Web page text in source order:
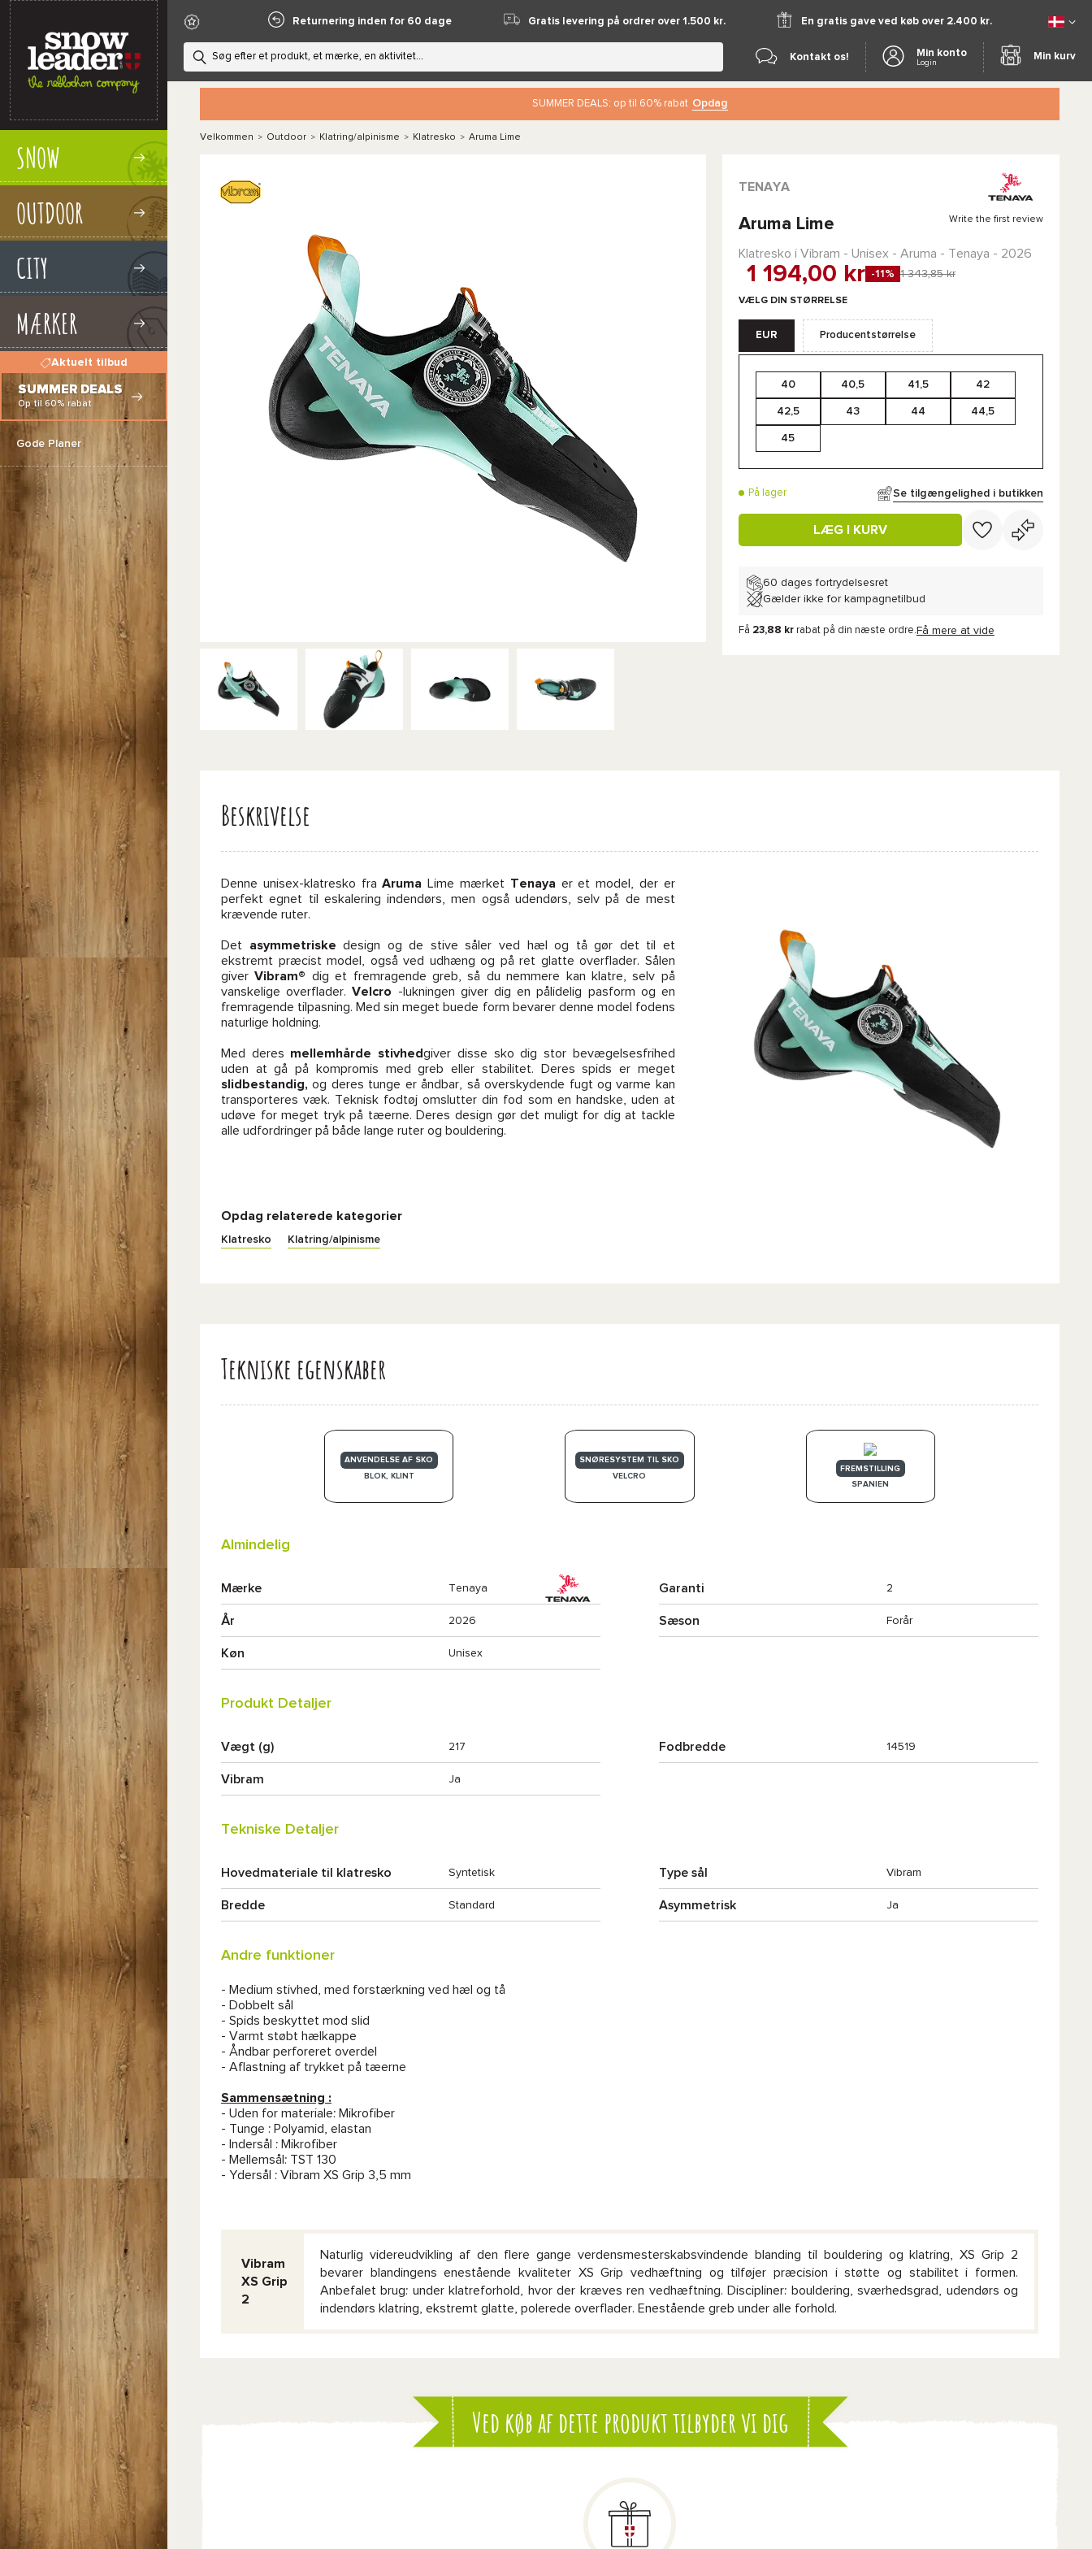
SNOW
OUTDOOR
CITY
MÆRKER
Aktuelt tilbud
SUMMER DEALS
Op til 60% rabat
Gode Planer
Returnering inden for 60 dage Gratis levering på ordrer over 1.500 kr. En gratis gave ved køb over 2.400 kr.
Kontakt os! Min konto
Login
Min kurv
SUMMER DEALS: op til 60% rabat Opdag
Velkommen > Outdoor > Klatring/alpinisme > Klatresko > Aruma Lime
TENAYA
Aruma Lime Write the first review
Klatresko i Vibram - Unisex - Aruma - Tenaya - 2026
1 194,00 kr -11% 1 343,85 kr
VÆLG DIN STØRRELSE
EUR Producentstørrelse
40 40,5 41,5 42
42,5 43 44 44,5
45
På lager Se tilgængelighed i butikken
LÆG I KURV
60 dages fortrydelsesret
Gælder ikke for kampagnetilbud
Få 23,88 kr rabat på din næste ordre. Få mere at vide
Beskrivelse
Denne unisex-klatresko fraAruma Lime mærket Tenaya er et model, der er
perfekt egnet til eskalering indendørs, men også udendørs, selv på de mest
krævende ruter.
Det asymmetriske design og de stive såler ved hæl og tå gør det til et
ekstremt præcist model, også ved udhæng og på ret glatte overflader. Sålen
giverVibram® dig et fremragende greb, så du nemmere kan klatre, selv på
vanskelige overflader.Velcro -lukningen giver dig en pålidelig pasform og en
fremragende tilpasning. Med sin meget buede form bevarer denne model fodens
naturlige holdning.
Med deres mellemhårde stivhedgiver disse sko dig stor bevægelsesfrihed
uden at gå på kompromis med greb eller stabilitet. Deres spids er meget
slidbestandig, og deres tunge er åndbar, så overskydende fugt og varme kan
transporteres væk. Teknisk fodtøj omslutter din fod som en handske, uden at
udøve for meget tryk på tæerne. Deres design gør det muligt for dig at tackle
alle udfordringer på både lange ruter og bouldering.
Opdag relaterede kategorier
Klatresko Klatring/alpinisme
Tekniske egenskaber
ANVENDELSE AF SKO
BLOK, KLINT
SNØRESYSTEM TIL SKO
VELCRO
FREMSTILLING
SPANIEN
Almindelig
Mærke Tenaya Garanti 2
År 2026 Sæson Forår
Køn Unisex
Produkt Detaljer
Vægt (g) 217 Fodbredde 14519
Vibram Ja
Tekniske Detaljer
Hovedmateriale til klatresko Syntetisk Type sål Vibram
Bredde Standard Asymmetrisk Ja
Andre funktioner
- Medium stivhed, med forstærkning ved hæl og tå
- Dobbelt sål
- Spids beskyttet mod slid
- Varmt støbt hælkappe
- Åndbar perforeret overdel
- Aflastning af trykket på tæerne
Sammensætning :
- Uden for materiale: Mikrofiber
- Tunge : Polyamid, elastan
- Indersål : Mikrofiber
- Mellemsål: TST 130
- Ydersål : Vibram XS Grip 3,5 mm
Vibram
XS Grip
2
Naturlig videreudvikling af den flere gange verdensmesterskabsvindende blanding til bouldering og klatring, XS Grip 2
bevarer blandingens enestående kvaliteter XS Grip vedhæftning og tilføjer præcision i støtte og stabilitet i formen.
Anbefalet brug: under klatreforhold, hvor der kræves ren vedhæftning. Discipliner: bouldering, sværhedsgrad, udendørs og
indendørs klatring, ekstremt glatte, polerede overflader. Enestående greb under alle forhold.
Ved køb af dette produkt tilbyder vi dig